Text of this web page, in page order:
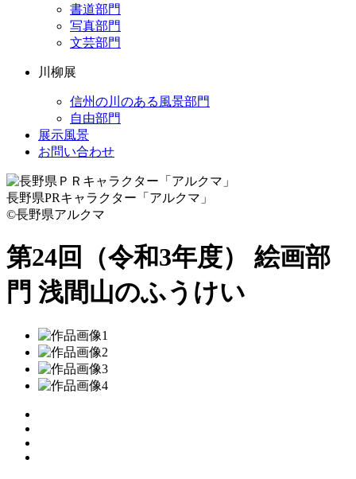
書道部門
写真部門
文芸部門
川柳展
信州の川のある風景部門
自由部門
展示風景
お問い合わせ
長野県PRキャラクター「アルクマ」
©長野県アルクマ
第24回（令和3年度） 絵画部
門 浅間山のふうけい